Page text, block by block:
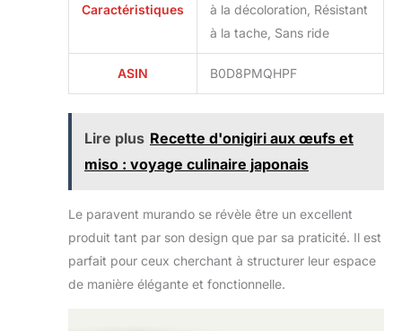
Caractéristiques
à la décoloration, Résistant
à la tache, Sans ride
ASIN B0D8PMQHPF
Lire plus Recette d'onigiri aux œufs et
miso : voyage culinaire japonais
Le paravent murando se révèle être un excellent
produit tant par son design que par sa praticité. Il est
parfait pour ceux cherchant à structurer leur espace
de manière élégante et fonctionnelle.